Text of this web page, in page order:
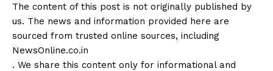
The content of this post is not originally published by
us. The news and information provided here are
sourced from trusted online sources, including
NewsOnline.co.in
. We share this content only for informational and